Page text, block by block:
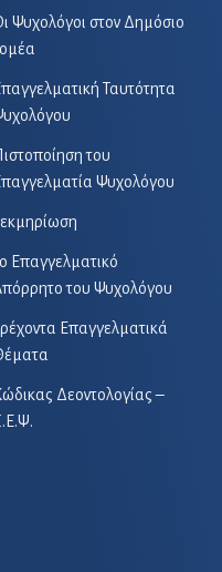
Ψυχολόγοι στον Δημόσιο
Ταυτότητα
του
Ψυχολόγου
Επαγγελματικό
του Ψυχολόγου
Επαγγελματικά
Δεοντολογίας –